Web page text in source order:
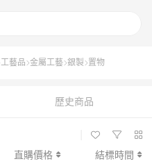
工藝品 金屬工藝 銀製 置物
歷史商品
直購價格 結標時間